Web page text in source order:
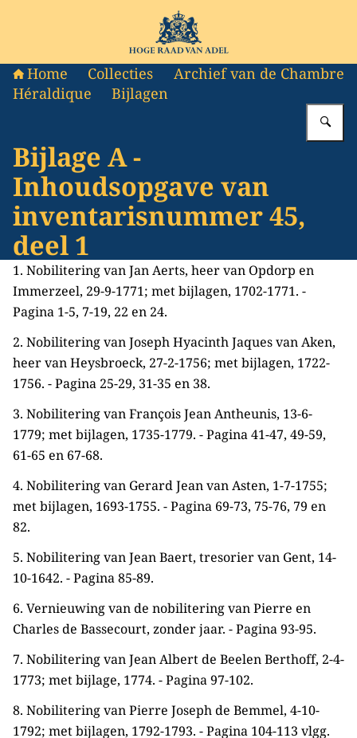
Naar de homepage van Hoge Raad van Adel
Home Collecties
Archief van de Chambre
Héraldique
Bijlagen
Bijlage A -
Inhoudsopgave van
inventarisnummer 45,
deel 1
1. Nobilitering van Jan Aerts, heer van Opdorp en
Immerzeel, 29-9-1771; met bijlagen, 1702-1771. -
Pagina 1-5, 7-19, 22 en 24.
2. Nobilitering van Joseph Hyacinth Jaques van Aken,
heer van Heysbroeck, 27-2-1756; met bijlagen, 1722-
1756. - Pagina 25-29, 31-35 en 38.
3. Nobilitering van François Jean Antheunis, 13-6-
1779; met bijlagen, 1735-1779. - Pagina 41-47, 49-59,
61-65 en 67-68.
4. Nobilitering van Gerard Jean van Asten, 1-7-1755;
met bijlagen, 1693-1755. - Pagina 69-73, 75-76, 79 en
82.
5. Nobilitering van Jean Baert, tresorier van Gent, 14-
10-1642. - Pagina 85-89.
6. Vernieuwing van de nobilitering van Pierre en
Charles de Bassecourt, zonder jaar. - Pagina 93-95.
7. Nobilitering van Jean Albert de Beelen Berthoff, 2-4-
1773; met bijlage, 1774. - Pagina 97-102.
8. Nobilitering van Pierre Joseph de Bemmel, 4-10-
1792; met bijlagen, 1792-1793. - Pagina 104-113 vlgg.